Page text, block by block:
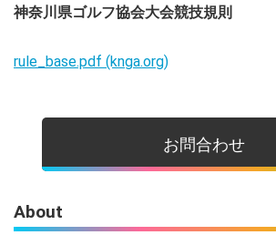
神奈川県ゴルフ協会大会競技規則
rule_base.pdf (knga.org)
お問合わせ
About